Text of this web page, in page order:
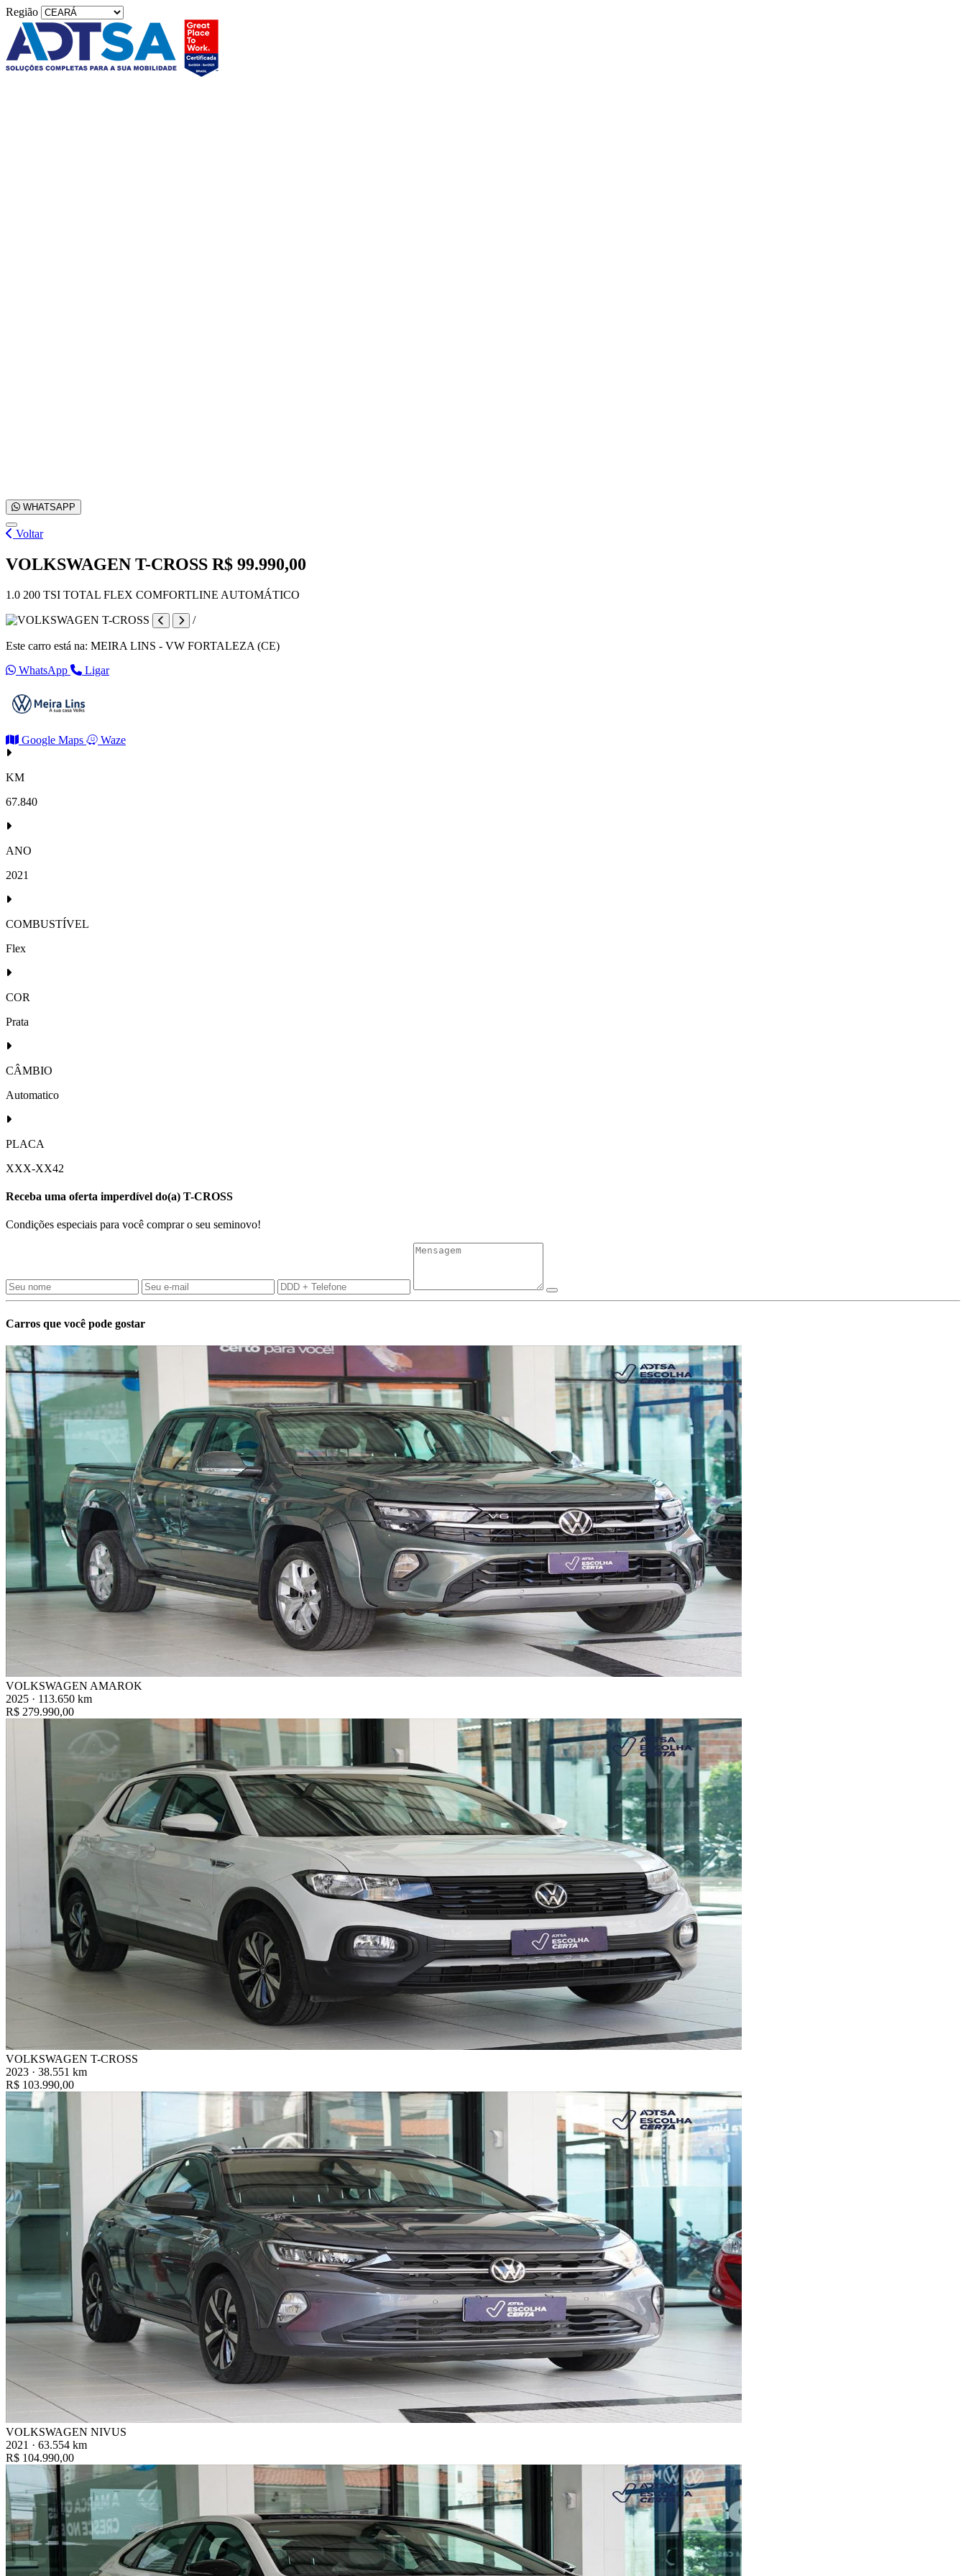
Região
WHATSAPP
Voltar
VOLKSWAGEN T-CROSS R$ 99.990,00
1.0 200 TSI TOTAL FLEX COMFORTLINE AUTOMÁTICO
/
Este carro está na: MEIRA LINS - VW FORTALEZA (CE)
WhatsApp
Ligar
Google Maps Waze
KM
67.840
ANO
2021
COMBUSTÍVEL
Flex
COR
Prata
CÂMBIO
Automatico
PLACA
XXX-XX42
Receba uma oferta imperdível do(a) T-CROSS
Condições especiais para você comprar o seu seminovo!
Carros que você pode gostar
VOLKSWAGEN AMAROK
2025 · 113.650 km
R$ 279.990,00
VOLKSWAGEN T-CROSS
2023 · 38.551 km
R$ 103.990,00
VOLKSWAGEN NIVUS
2021 · 63.554 km
R$ 104.990,00